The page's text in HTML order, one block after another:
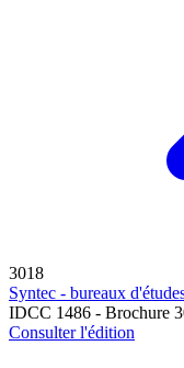
3018
Syntec - bureaux
IDCC 1486 - Brochure
Consulter l'édition